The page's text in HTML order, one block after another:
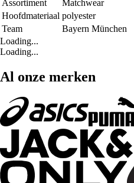
Assortiment
Matchwear
Hoofdmateriaal polyester
Team
Bayern München
Loading...
Loading...
Al onze merken